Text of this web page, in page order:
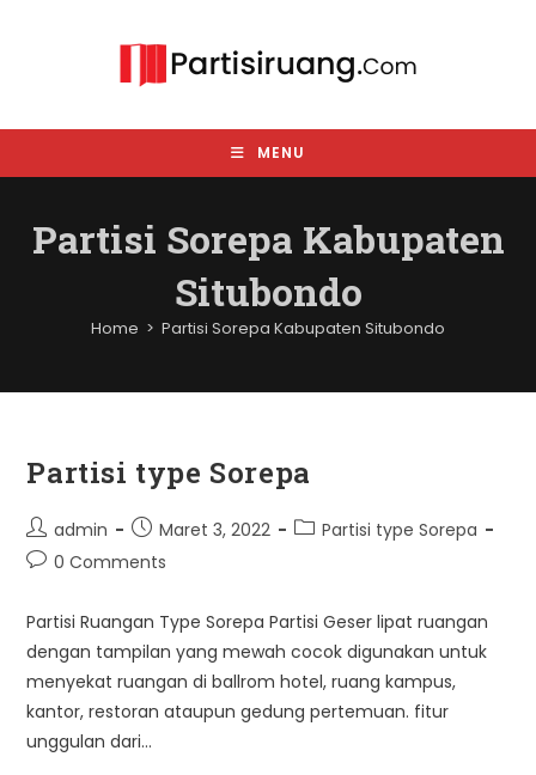
MENU
Partisi Sorepa Kabupaten
Situbondo
Home > Partisi Sorepa Kabupaten Situbondo
Partisi type Sorepa
Post
author:
admin
Post
published:
Maret 3, 2022
PostPartisi type Sorepa
Post0 Comments
Partisi Ruangan Type Sorepa Partisi Geser lipat ruangan
dengan tampilan yang mewah cocok digunakan untuk
menyekat ruangan di ballrom hotel, ruang kampus,
kantor, restoran ataupun gedung pertemuan. fitur
unggulan dari…